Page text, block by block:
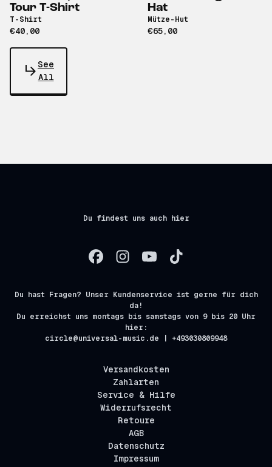
Tour T-Shirt
T-Shirt
€40,00
Hat
Mütze-Hut
€65,00
See
All
Du findest uns auch hier
Du hast Fragen? Unser Kundenservice ist gerne für dich
da!
Du erreichst uns montags bis samstags von 9 bis 20 Uhr
hier:
circle@universal-music.de | +493030809948
Versandkosten
Zahlarten
Service & Hilfe
Widerrufsrecht
Retoure
AGB
Datenschutz
Impressum